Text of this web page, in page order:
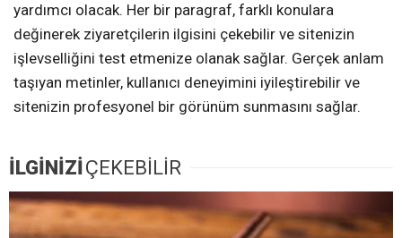
yardımcı olacak. Her bir paragraf, farklı konulara
değinerek ziyaretçilerin ilgisini çekebilir ve sitenizin
işlevselliğini test etmenize olanak sağlar. Gerçek anlam
taşıyan metinler, kullanıcı deneyimini iyileştirebilir ve
sitenizin profesyonel bir görünüm sunmasını sağlar.
İLGİNİZİÇEKEBİLİR